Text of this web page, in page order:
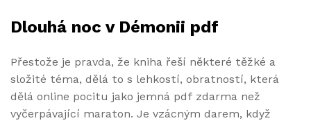
Dlouhá noc v Démonii pdf
Přestože je pravda, že kniha řeší některé těžké a
složité téma, dělá to s lehkostí, obratností, která
dělá online pocitu jako jemná pdf zdarma než
vyčerpávající maraton. Je vzácným darem, když